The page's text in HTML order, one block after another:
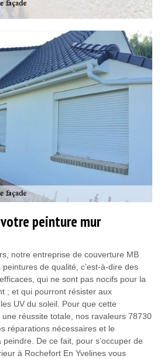
peinture mur
notre entreprise de couverture MB
peintures de qualité, c’est-à-dire des
qui ne sont pas nocifs pour la
; et qui pourront résister aux
UV du soleil. Pour que cette
réussite totale, nos ravaleurs 78730
réparations nécessaires et le
De ce fait, pour s’occuper de
à Rochefort En Yvelines vous